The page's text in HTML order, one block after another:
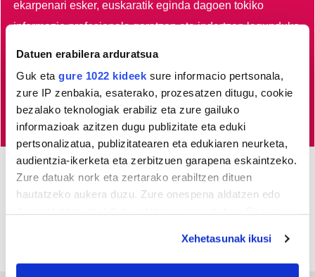
Datuen erabilera arduratsua
Guk eta gure 1022 kideek sure informacio pertsonala,
zure IP zenbakia, esaterako, prozesatzen ditugu, cookie
bezalako teknologiak erabiliz eta zure gailuko
informazioak azitzen dugu publizitate eta eduki
pertsonalizatua, publizitatearen eta edukiaren neurketa,
audientzia-ikerketa eta zerbitzuen garapena eskaintzeko.
Zure datuak nork eta zertarako erabiltzen dituen
hautatzeko aukera duzu. Zure onespena aldatzen edo
If you allow, we would also like to:
Xehetasunak ikusi
ekarpenari esker, euskaratik eginda dagoen tokiko
informazio profesionala garatzen eta indartzen lagunduko
duzu.
Egin HITZAkide
Azken 3 egunetako irakurrienak